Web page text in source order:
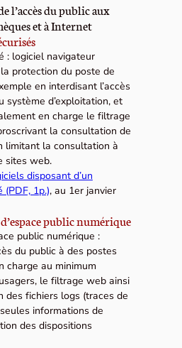
l’accès du public aux
et à Internet
: logiciel navigateur
protection du poste de
en interdisant l’accès
système d’exploitation, et
en charge le filtrage
la consultation de
limitant la consultation à
sites web.
disposant d’un
(PDF, 1p.), au 1er janvier
public numérique
public numérique :
du public à des postes
charge au minimum
le filtrage web ainsi
des fichiers logs (traces de
informations de
des dispositions